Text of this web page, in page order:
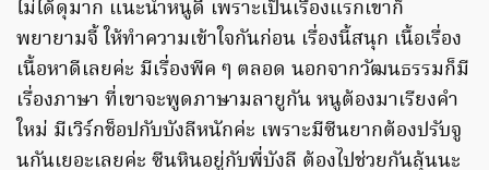
ไม่ได้ดุมาก แนะนำหนูดี เพราะเป็นเรื่องแรกเขาก็
พยายามจี้ ให้ทำความเข้าใจกันก่อน เรื่องนี้สนุก เนื้อเรื่อง
เนื้อหาดีเลยค่ะ มีเรื่องพีค ๆ ตลอด นอกจากวัฒนธรรมก็มี
เรื่องภาษา ที่เขาจะพูดภาษามลายูกัน หนูต้องมาเรียงคำ
ใหม่ มีเวิร์กช็อปกับบังลีหนักค่ะ เพราะมีซีนยากต้องปรับจู
นกันเยอะเลยค่ะ ซีนหินอยู่กับพี่บังลี ต้องไปช่วยกันลุ้นนะ